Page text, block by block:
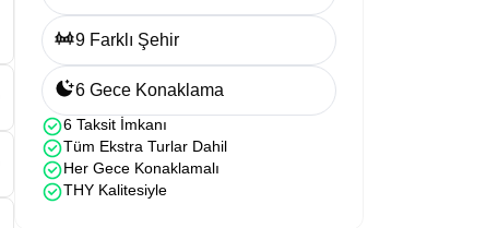
9 Farklı Şehir
6 Gece Konaklama
6 Taksit İmkanı
Tüm Ekstra Turlar Dahil
Her Gece Konaklamalı
THY Kalitesiyle